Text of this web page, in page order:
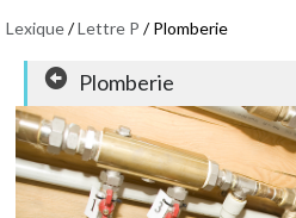
Lexique/Lettre P / Plomberie
Plomberie